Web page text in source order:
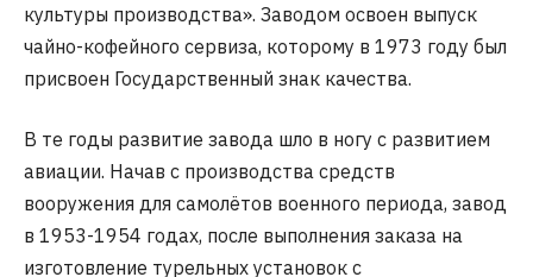
культуры производства». Заводом освоен выпуск
чайно-кофейного сервиза, которому в 1973 году был
присвоен Государственный знак качества.
В те годы развитие завода шло в ногу с развитием
авиации. Начав с производства средств
вооружения для самолётов военного периода, завод
в 1953-1954 годах, после выполнения заказа на
изготовление турельных установок с